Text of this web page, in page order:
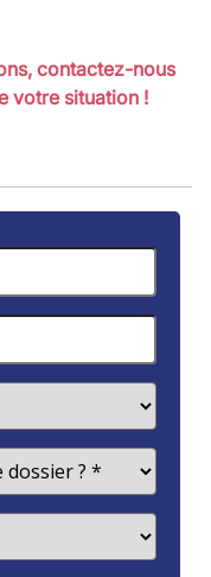
contactez-nous
votre situation !